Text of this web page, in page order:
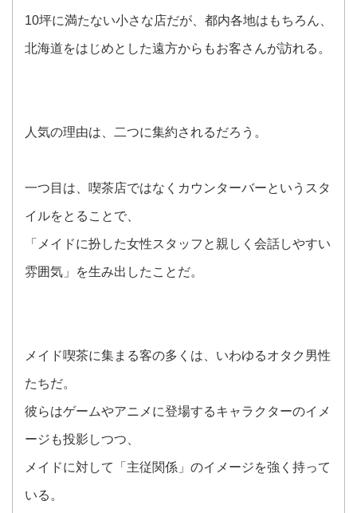
10坪に満たない小さな店だが、都内各地はもちろん、
北海道をはじめとした遠方からもお客さんが訪れる。
人気の理由は、二つに集約されるだろう。
一つ目は、喫茶店ではなくカウンターバーというスタ
イルをとることで、
「メイドに扮した女性スタッフと親しく会話しやすい
雰囲気」を生み出したことだ。
メイド喫茶に集まる客の多くは、いわゆるオタク男性
たちだ。
彼らはゲームやアニメに登場するキャラクターのイメ
ージも投影しつつ、
メイドに対して「主従関係」のイメージを強く持って
いる。